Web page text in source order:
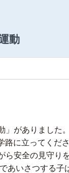
動
」がありました
路に立ってくだ
ら安全の見守り
あいさつする子